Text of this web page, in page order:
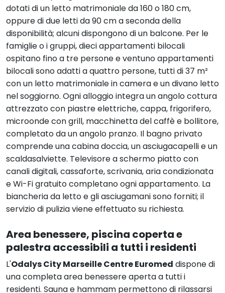
dotati di un letto matrimoniale da 160 o 180 cm,
oppure di due letti da 90 cm a seconda della
disponibilità; alcuni dispongono di un balcone. Per le
famiglie o i gruppi, dieci appartamenti bilocali
ospitano fino a tre persone e ventuno appartamenti
bilocali sono adatti a quattro persone, tutti di 37 m²
con un letto matrimoniale in camera e un divano letto
nel soggiorno. Ogni alloggio integra un angolo cottura
attrezzato con piastre elettriche, cappa, frigorifero,
microonde con grill, macchinetta del caffè e bollitore,
completato da un angolo pranzo. Il bagno privato
comprende una cabina doccia, un asciugacapelli e un
scaldasalviette. Televisore a schermo piatto con
canali digitali, cassaforte, scrivania, aria condizionata
e Wi-Fi gratuito completano ogni appartamento. La
biancheria da letto e gli asciugamani sono forniti; il
servizio di pulizia viene effettuato su richiesta.
Area benessere, piscina coperta e
palestra accessibili a tutti i residenti
L'Odalys City Marseille Centre Euromed dispone di
una completa area benessere aperta a tutti i
residenti. Sauna e hammam permettono di rilassarsi